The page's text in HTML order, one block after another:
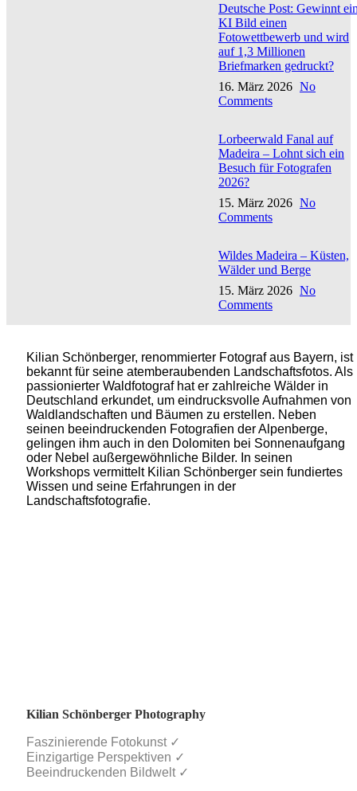
Deutsche Post: Gewinnt
KI Bild einen
Fotowettbewerb und wird
auf 1,3 Millionen
Briefmarken gedruckt?
16. März 2026 No
Comments
Lorbeerwald Fanal auf
Madeira – Lohnt sich ein
Besuch für Fotografen
2026?
15. März 2026 No
Comments
Wildes Madeira – Küsten,
Wälder und Berge
15. März 2026 No
Comments
Kilian Schönberger, renommierter Fotograf aus Bayern, ist
bekannt für seine atemberaubenden Landschaftsfotos. Als
passionierter Waldfotograf hat er zahlreiche Wälder in
Deutschland erkundet, um eindrucksvolle Aufnahmen von
Waldlandschaften und Bäumen zu erstellen. Neben
seinen beeindruckenden Fotografien der Alpenberge,
gelingen ihm auch in den Dolomiten bei Sonnenaufgang
oder Nebel außergewöhnliche Bilder. In seinen
Workshops vermittelt Kilian Schönberger sein fundiertes
Wissen und seine Erfahrungen in der
Landschaftsfotografie.
Kilian Schönberger Photography
Faszinierende Fotokunst ✓
Einzigartige Perspektiven ✓
Beeindruckenden Bildwelt ✓